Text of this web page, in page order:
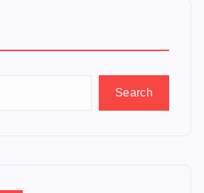
Search